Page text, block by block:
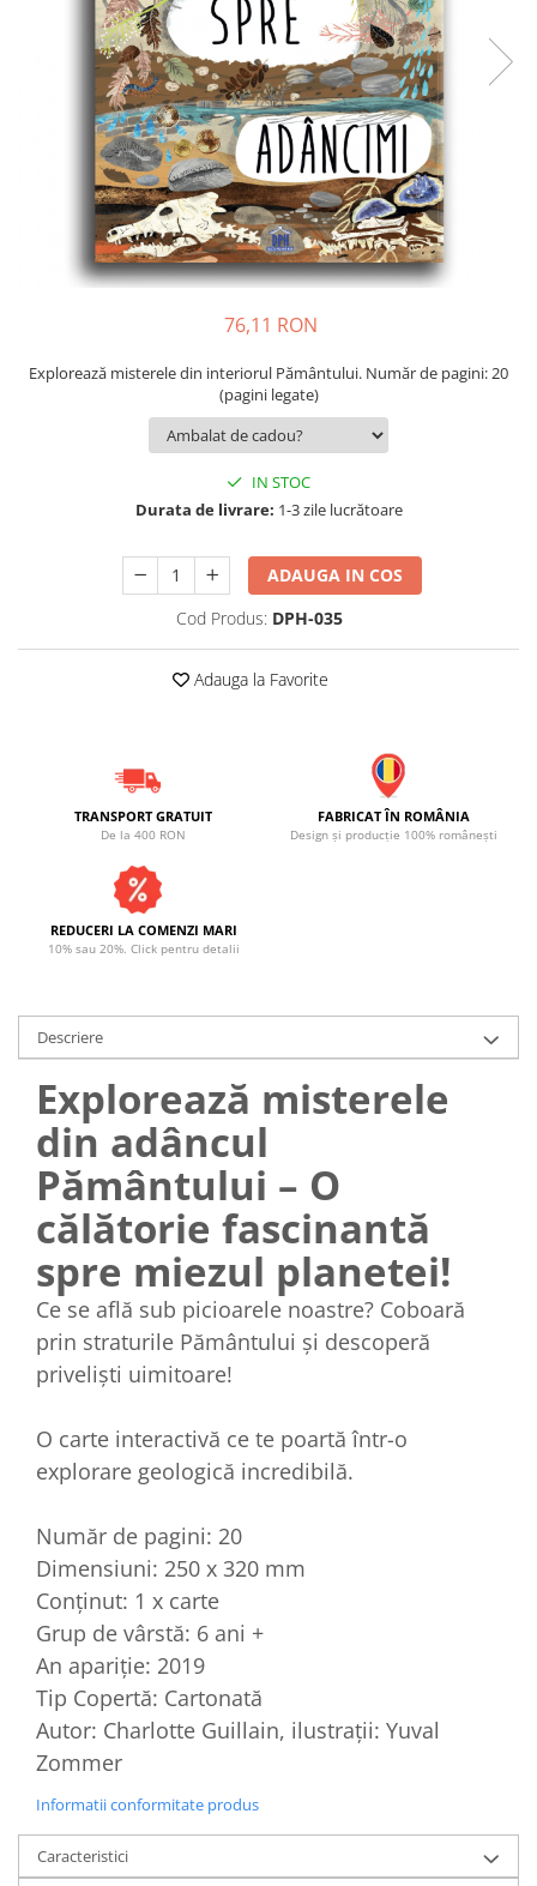
11 - 14 Ani
Colecția Păcălici
TOATE JOCURILE
76,11 RON
Explorează misterele din interiorul Pământului. Număr de pagini: 20
(pagini legate)
IN STOC
Durata de livrare: 1-3 zile lucrătoare
ADAUGA IN COS
Cod Produs: DPH-035
Adauga la Favorite
TRANSPORT GRATUIT
De la 400 RON
FABRICAT ÎN ROMÂNIA
Design și producție 100% românești
REDUCERI LA COMENZI MARI
10% sau 20%. Click pentru detalii
Descriere
Explorează misterele
din adâncul
Pământului – O
călătorie fascinantă
spre miezul planetei!
Ce se află sub picioarele noastre? Coboară
prin straturile Pământului şi descoperă
privelişti uimitoare!
O carte interactivă ce te poartă într-o
explorare geologică incredibilă.
Număr de pagini: 20
Dimensiuni: 250 x 320 mm
Conținut: 1 x carte
Grup de vârstă: 6 ani +
An apariție: 2019
Tip Copertă: Cartonată
Autor: Charlotte Guillain, ilustrații: Yuval
Zommer
Informatii conformitate produs
Caracteristici